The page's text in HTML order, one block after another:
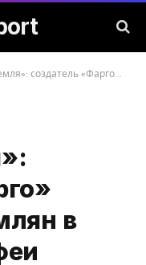
«Фарго» превращает землян в охотничьи трофеи
в